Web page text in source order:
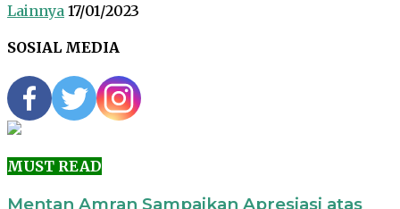
Lainnya 17/01/2023
SOSIAL MEDIA
MUST READ
Mentan Amran Sampaikan Apresiasi atas